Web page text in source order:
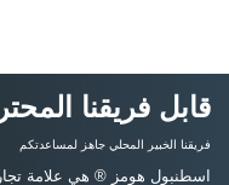
قابل فريقنا
فريقنا الخبير المحلي جاهز لمساعدتكم